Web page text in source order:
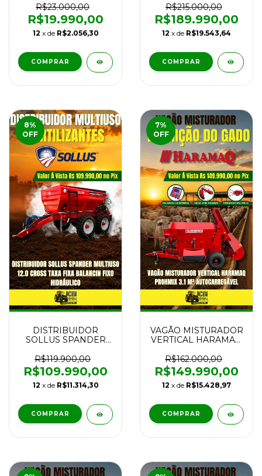
ANTONIOSI GNLH
28x20x180MM NOVA
R$23.000,00
R$19.990,00
12 x de R$2.056,30
COMPRAR
FRONT 25.000L
TANDEM TUBO
500MM COM PNEUS
R$215.000,00
R$189.990,00
12 x de R$19.543,64
COMPRAR
8%
OFF
DISTRIBUIDOR
SOLLUS SPANDER
CROSS TAXA FIXA
BALANCIN FIXO
HIDRÁULICO NOVO
R$119.900,00
R$109.990,00
12 x de R$11.314,30
COMPRAR
7%
OFF
VAGÃO MISTURADOR
VERTICAL HARAMAQ
AUTOCARREGÁVEL
NOVO
R$162.000,00
R$149.990,00
12 x de R$15.428,97
COMPRAR